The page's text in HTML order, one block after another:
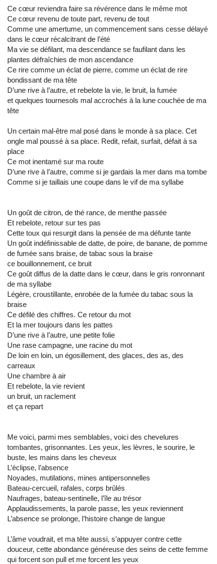
Ce cœur reviendra faire sa révérence dans le même mot
Ce cœur revenu de toute part, revenu de tout
Comme une amertume, un commencement sans cesse délayé
dans le cœur récalcitrant de l’été
Ma vie se défilant, ma descendance se faufilant dans les
plantes défraîchies de mon ascendance
Ce rire comme un éclat de pierre, comme un éclat de rire
bondissant de ma tête
D’une rive à l’autre, et rebelote la vie, le bruit, la fumée
et quelques tournesols mal accrochés à la lune couchée de ma
tête
Un certain mal-être mal posé dans le monde à sa place. Cet
ongle mal poussé à sa place. Redit, refait, surfait, défait à sa
place
Ce mot inentamé sur ma route
D’une rive à l’autre, comme si je gardais la mer dans ma tombe
Comme si je taillais une coupe dans le vif de ma syllabe
Un goût de citron, de thé rance, de menthe passée
Et rebelote, retour sur tes pas
Cette toux qui resurgit dans la pensée de ma défunte tante
Un goût indéfinissable de datte, de poire, de banane, de pomme
de fumée sans braise, de tabac sous la braise
ce bouillonnement, ce bruit
Ce goût diffus de la datte dans le cœur, dans le gris ronronnant
de ma syllabe
Légère, croustillante, enrobée de la fumée du tabac sous la
braise
Ce défilé des chiffres. Ce retour du mot
Et la mer toujours dans les pattes
D’une rive à l’autre, une petite folie
Une rase campagne, une racine du mot
De loin en loin, un égosillement, des glaces, des as, des
carreaux
Une chambre à air
Et rebelote, la vie revient
un bruit, un raclement
et ça repart
Me voici, parmi mes semblables, voici des chevelures
tombantes, grisonnantes. Les yeux, les lèvres, le sourire, le
buste, les mains dans les cheveux
L’éclipse, l’absence
Noyades, mutilations, mines antipersonnelles
Bateau-cercueil, rafales, corps brûlés
Naufrages, bateau-sentinelle, l’île au trésor
Applaudissements, la parole passe, les yeux reviennent
L’absence se prolonge, l’histoire change de langue
L’âme voudrait, et ma tête aussi, s’appuyer contre cette
douceur, cette abondance généreuse des seins de cette femme
qui forcent son pull et me forcent les yeux